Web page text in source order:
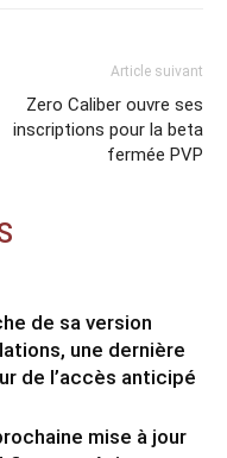
Article suivant
Zero Caliber ouvre ses
inscriptions pour la beta
fermée PVP
de sa version
une dernière
de l’accès anticipé
mise à jour